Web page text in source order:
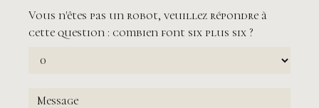
Vous n'êtes pas un robot, veuillez répondre à
cette question : combien font six plus six ?